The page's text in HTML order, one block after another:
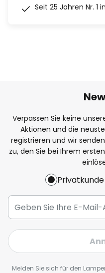
Seit 25 Jahren Nr. 1
Verpassen Sie keine
Aktionen und die
registrieren und wir
zu, den Sie bei Ihrem
Privatkunde
Melden Sie sich für den